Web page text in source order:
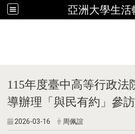
亞洲大學生活
115年度臺中高等行政法
導辦理「與民有約」參
2026-03-16 周佩誼